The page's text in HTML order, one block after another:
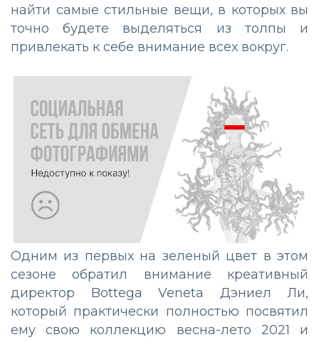
найти самые стильные вещи, в которых вы
точно будете выделяться из толпы и
привлекать к себе внимание всех вокруг.
Одним из первых на зеленый цвет в этом
сезоне обратил внимание креативный
директор Bottega Veneta Дэниел Ли,
который практически полностью посвятил
ему свою коллекцию весна-лето 2021 и